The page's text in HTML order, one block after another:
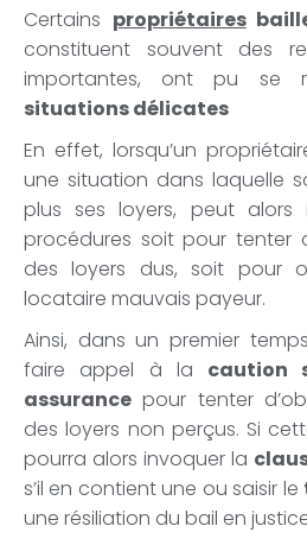
Certains propriétaires
constituent souvent des
importantes, ont pu se
situations délicates
En effet, lorsqu’un
une situation dans laquelle
plus ses loyers, peut alors
procédures soit pour tenter
des loyers dus, soit pour
locataire mauvais payeur.
Ainsi, dans un premier
faire appel à la caution
assurance pour tenter
des loyers non perçus. Si
pourra alors invoquer la
s’il en contient une ou saisir le
une résiliation du bail en